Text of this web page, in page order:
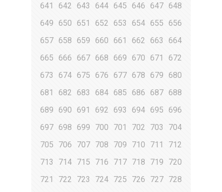
641
642 643 644 645 646 647 648
649
650 651 652 653 654 655 656
657 658 659 660 661 662 663
664
665
666 667 668 669 670 671
672
673
674 675 676 677 678 679
680
681
682 683 684 685 686 687 688
689
690 691 692 693 694 695
696
697 698 699 700 701 702 703
704
705
706 707 708 709 710 711
712
713
714 715 716 717 718 719
720
721
722 723 724 725 726 727 728